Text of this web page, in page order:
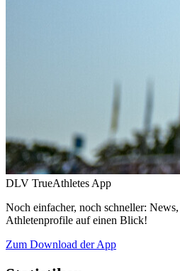
DLV TrueAthletes App
Noch einfacher, noch schneller:
Athletenprofile auf einen Blick!
Zum Download der App